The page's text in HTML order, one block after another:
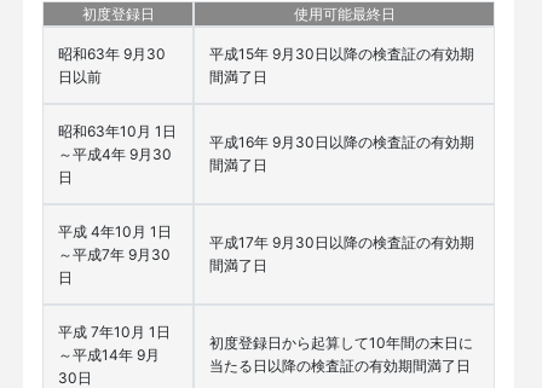
初度登録日 使用可能最終日
昭和63年 9月30
日以前
平成15年 9月30日以降の検査証の有効期
間満了日
昭和63年10月 1日
～平成4年 9月30
日
平成16年 9月30日以降の検査証の有効期
間満了日
平成 4年10月 1日
～平成7年 9月30
日
平成17年 9月30日以降の検査証の有効期
間満了日
平成 7年10月 1日
～平成14年 9月
30日
初度登録日から起算して10年間の末日に
当たる日以降の検査証の有効期間満了日